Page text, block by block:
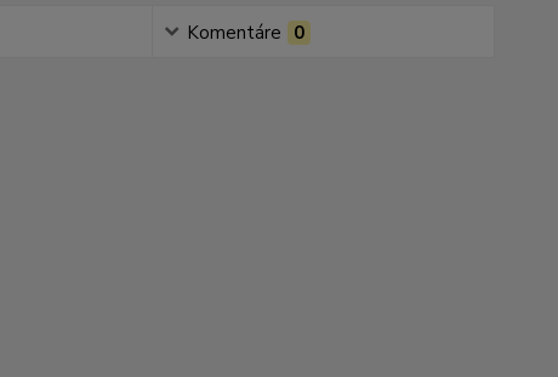
Komentáre 0